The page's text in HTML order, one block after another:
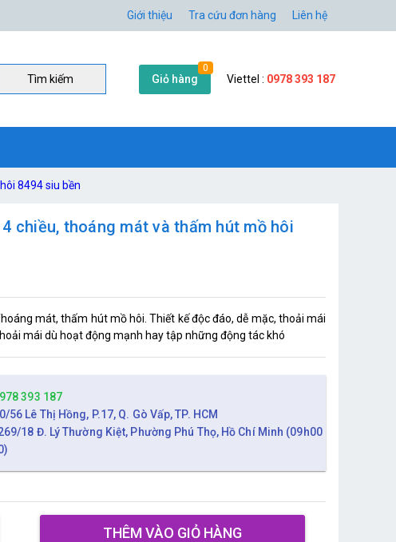
Giới thiệu Tra cứu đơn hàng Liên hệ
Tìm kiếm Giỏ hàng
0
Viettel : 0978 393 187
8494 siu bền
chiều, thoáng mát và thấm hút mồ hôi
mát, thấm hút mồ hôi. Thiết kế độc đáo, dễ mặc, thoải mái
mái dù hoạt động mạnh hay tập những động tác khó
393 187
56 Lê Thị Hồng, P.17, Q. Gò Vấp, TP. HCM
18 Đ. Lý Thường Kiệt, Phường Phú Thọ, Hồ Chí Minh (09h00
THÊM VÀO GIỎ HÀNG